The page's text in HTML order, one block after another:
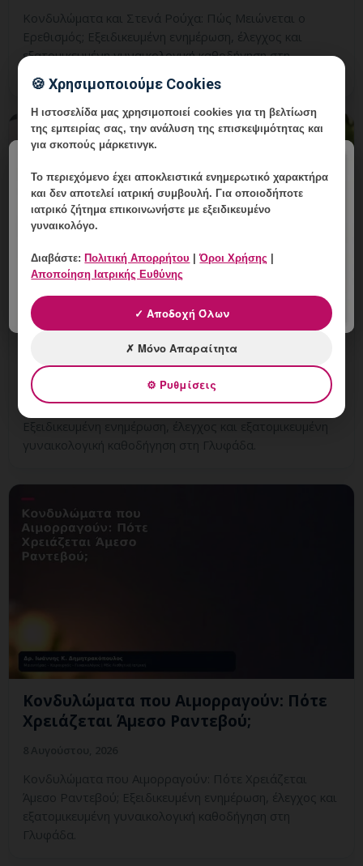
Κονδυλώματα και Στενά Ρούχα: Πώς Μειώνεται ο
Ερεθισμός; Εξειδικευμένη ενημέρωση, έλεγχος και
εξατομικευμένη γυναικολογική καθοδήγηση στη
Γλυφάδα.
Κονδυλώματα ή Θυλακίτιδα: Πώς
Γίνεται η Διάκριση;
8 Αυγούστου, 2026
Κονδυλώματα ή Θυλακίτιδα: Πώς Γίνεται η Διάκριση;
Εξειδικευμένη ενημέρωση, έλεγχος και εξατομικευμένη
γυναικολογική καθοδήγηση στη Γλυφάδα.
Κονδυλώματα που Αιμορραγούν: Πότε
Χρειάζεται Άμεσο Ραντεβού;
Κονδυλώματα που Αιμορραγούν: Πότε Χρειάζεται
Άμεσο Ραντεβού; Εξειδικευμένη ενημέρωση, έλεγχος και
εξατομικευμένη γυναικολογική καθοδήγηση στη
Γλυφάδα.
🍪 Χρησιμοποιούμε Cookies
Η ιστοσελίδα μας χρησιμοποιεί cookies για τη βελτίωση
της εμπειρίας σας, την ανάλυση της επισκεψιμότητας και
για σκοπούς μάρκετινγκ.
Το περιεχόμενο έχειαποκλειστικά ενημερωτικό χαρακτήρα
και δεν αποτελεί ιατρική συμβουλή. Για οποιοδήποτε
ιατρικό ζήτημα επικοινωνήστε με εξειδικευμένο
γυναικολόγο.
Διαβάστε:Πολιτική Απορρήτου |Όροι Χρήσης |
Αποποίηση Ιατρικής Ευθύνης
✓ Αποδοχή Όλων
✗ Μόνο Απαραίτητα
⚙ Ρυθμίσεις